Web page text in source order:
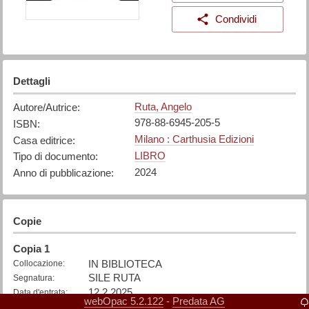
Condividi
Dettagli
Autore/Autrice:
Ruta, Angelo
ISBN:
978-88-6945-205-5
Casa editrice:
Milano : Carthusia Edizioni
Tipo di documento:
LIBRO
Anno di pubblicazione: 2024
Copie
Copia 1
Collocazione: IN BIBLIOTECA
Segnatura: SILE RUTA
Data d'entrata: 12.2.2025
Disponibile
webOpac 5.2.122 - Predata AG